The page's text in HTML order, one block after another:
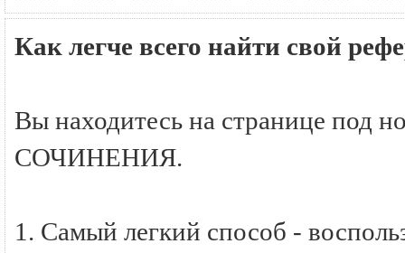
Как легче всего найти свой
Вы находитесь на странице под
СОЧИНЕНИЯ.
1. Самый легкий способ -